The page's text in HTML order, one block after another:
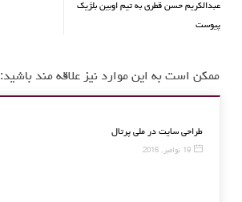
عبدالکریم حسن قطری به تیم اوبین بلژیک
پیوست
ممکن است به این موارد نیز علاقه مند باشید: